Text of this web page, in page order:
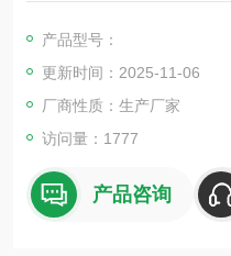
散、重新聚合各传动系统由
产品型号：
更新时间：2025-11-06
厂商性质：生产厂家
访问量：1777
产品咨询